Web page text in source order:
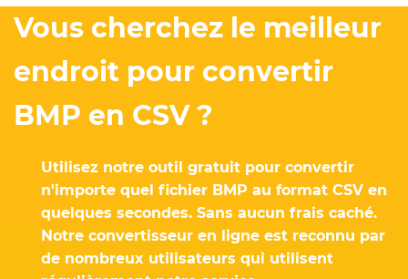
Vous cherchez le meilleur
endroit pour convertir
BMP en CSV ?
Utilisez notre outil gratuit pour convertir
n'importe quel fichier BMP au format CSV en
quelques secondes. Sans aucun frais caché.
Notre convertisseur en ligne est reconnu par
de nombreux utilisateurs qui utilisent